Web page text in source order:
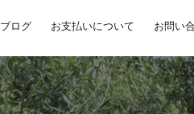
ブログ お支払いについて お問い